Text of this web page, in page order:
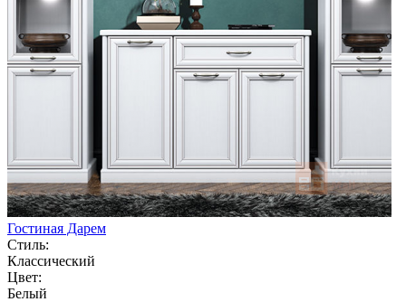
Гостиная Дарем
Стиль:
Классический
Цвет:
Белый